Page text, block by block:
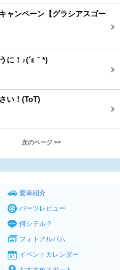
ャンペーン【グラシアスゴー
に！♪(´ε｀*)
い！(ToT)
次のページ >>
愛車紹介
パーツレビュー
何シテル？
フォトアルバム
イベントカレンダー